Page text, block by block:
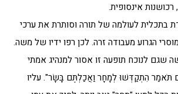
רכושנות אינסופית.
בתכלית לעולמה של תורה וסותרת את ערכי
הגרוע מעבודה זרה. לכן רפו ידיו של משה.
שגם לנוכח תופעה זו אסור למנהיג אמתי
תֹּאמַר הִתְקַדְּשׁוּ לְמָחָר וַאֲכַלְתֶּם בָּשָׂר". עליו